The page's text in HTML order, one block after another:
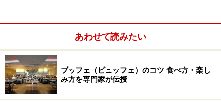
に、当時の帝国ホテル支配人 犬丸徹三から、
北欧の「スモーガスボード」習得の命が下りま
した。「スモーガスボード」とは肉・魚・野菜
などの各種料理を食卓に並べ、自由に取り分け
て食べる北欧の伝統料理です。
あわせて読みたい
ブッフェ（ビュッフェ）のコツ 食べ方・楽し
み方を専門家が伝授